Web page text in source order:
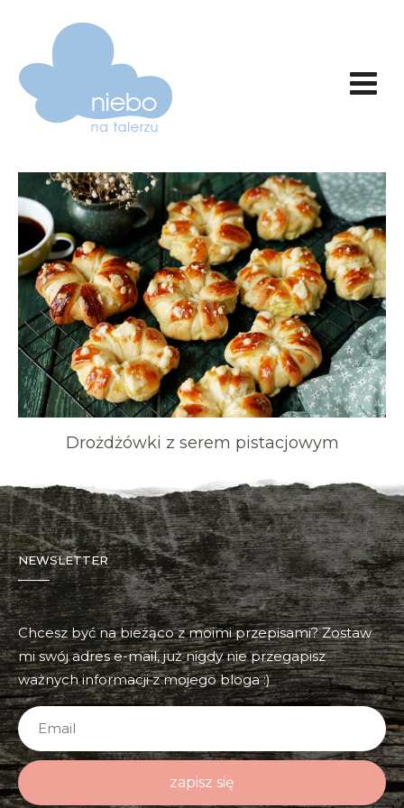
Drożdżówki z serem pistacjowym
NEWSLETTER
Chcesz być na bieżąco z moimi przepisami? Zostaw
mi swój adres e-mail, już nigdy nie przegapisz
ważnych informacji z mojego bloga :)
zapisz się